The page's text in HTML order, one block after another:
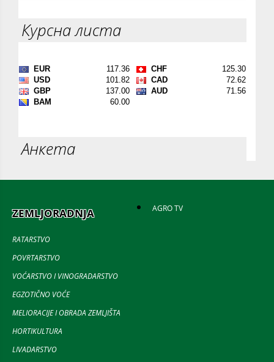
Курсна листа
Анкета
ZEMLJORADNJA
RATARSTVO
POVRTARSTVO
VOĆARSTVO I VINOGRADARSTVO
EGZOTIČNO VOĆE
MELIORACIJE I OBRADA ZEMLJIŠTA
HORTIKULTURA
LIVADARSTVO
AGRO TV